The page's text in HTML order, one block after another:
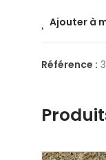
Ajouter à
Référence :